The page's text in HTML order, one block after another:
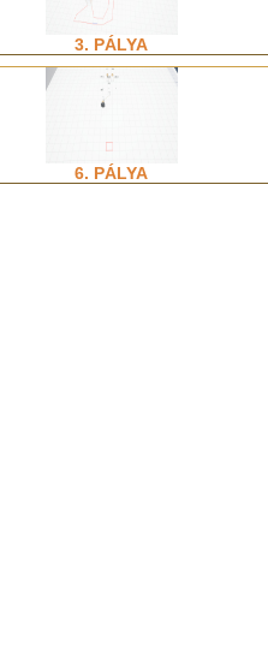
3. PÁLYA
6. PÁLYA